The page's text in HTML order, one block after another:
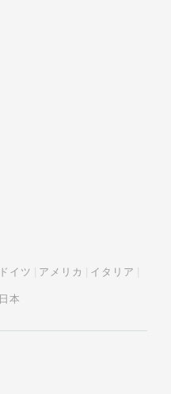
ドイツ アメリカ イタリア
日本